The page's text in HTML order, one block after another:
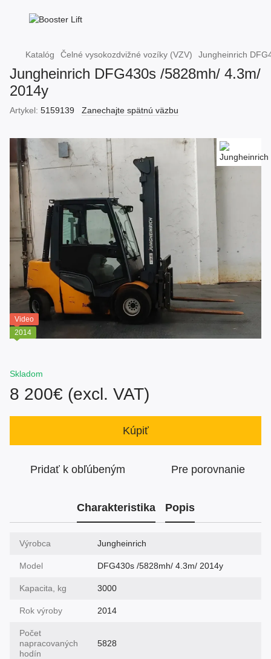
Katalóg Čelné vysokozdvižné vozíky (VZV) Jungheinrich
Jungheinrich DFG430s /5828mh/ 4.3m/
2014y
Artykel: 5159139 Zanechajte spätnú väzbu
Video
2014
Skladom
8 200€ (excl. VAT)
Kúpiť
Pridať k obľúbeným Pre porovnanie
Charakteristika Popis
Výrobca Jungheinrich
Model DFG430s /5828mh/ 4.3m/ 2014y
Kapacita, kg 3000
Rok výroby 2014
Počet
napracovaných
hodín
5828